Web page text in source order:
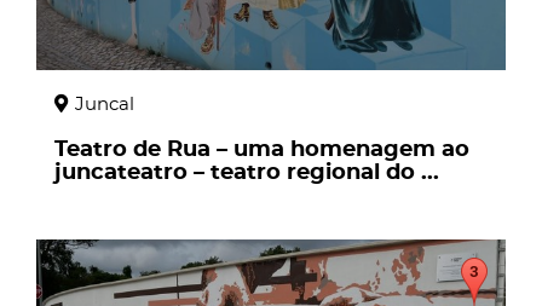
Juncal
Teatro de Rua – uma homenagem ao
juncateatro – teatro regional do ...
page